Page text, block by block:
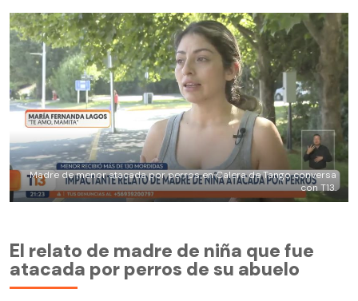
Madre de menor atacada por perros en Calera de Tango conversa
con T13.
El relato de madre de niña que fue
atacada por perros de su abuelo